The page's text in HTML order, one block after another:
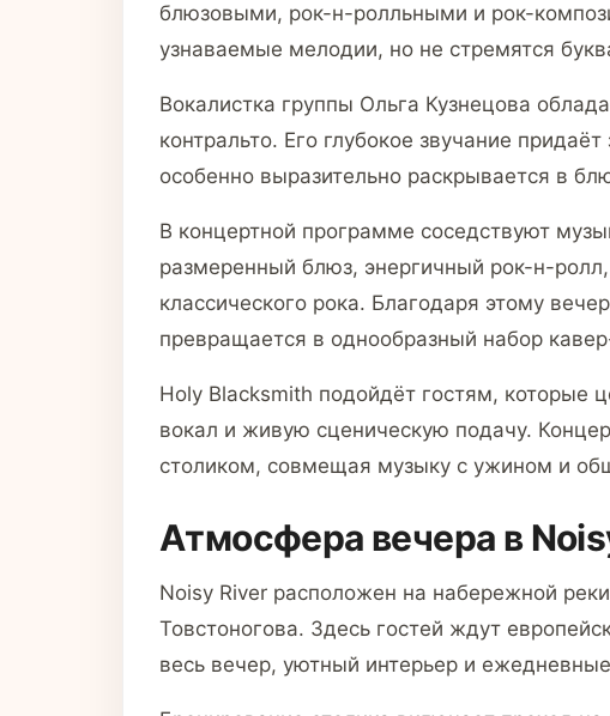
блюзовыми, рок-н-ролльными и рок-
узнаваемые мелодии, но не стремятся
Вокалистка группы Ольга Кузнецова
контральто. Его глубокое звучание
особенно выразительно раскрывается в
В концертной программе соседствуют
размеренный блюз, энергичный рок-н-
классического рока. Благодаря этому
превращается в однообразный набор
Holy Blacksmith подойдёт гостям, которые
вокал и живую сценическую подачу.
столиком, совмещая музыку с ужином и
Атмосфера вечера в
Noisy River расположен на набережной
Товстоногова. Здесь гостей ждут
весь вечер, уютный интерьер и